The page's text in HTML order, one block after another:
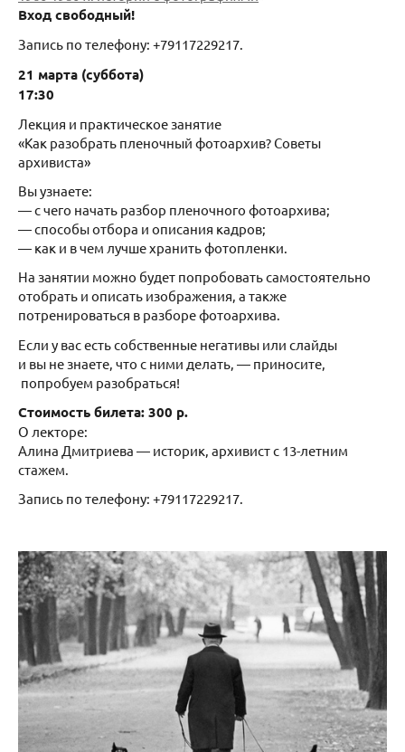
Вход свободный!
Запись по телефону: +79117229217.
21 марта (суббота)
17:30
Лекция и практическое занятие
«Как разобрать пленочный фотоархив? Советы
архивиста»
Вы узнаете:
— с чего начать разбор пленочного фотоархива;
— способы отбора и описания кадров;
— как и в чем лучше хранить фотопленки.
На занятии можно будет попробовать самостоятельно
отобрать и описать изображения, а также
потренироваться в разборе фотоархива.
Если у вас есть собственные негативы или слайды
и вы не знаете, что с ними делать, — приносите,
попробуем разобраться!
Стоимость билета: 300 р.
О лекторе:
Алина Дмитриева — историк, архивист с 13-летним
стажем.
Запись по телефону: +79117229217.